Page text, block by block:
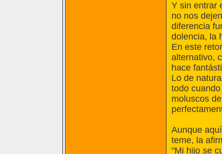
Y sin entrar
no nos
diferencia
dolencia, la
En este
alternativo,
hace
Lo de
todo
moluscos
Aunque
teme, la
"Mi hijo se